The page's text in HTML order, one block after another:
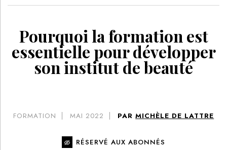
Pourquoi la formation est
essentielle pour développer
son institut de beauté
FORMATION MAI 2022 PAR MICHÈLE DE LATTRE
RÉSERVÉ AUX ABONNÉS